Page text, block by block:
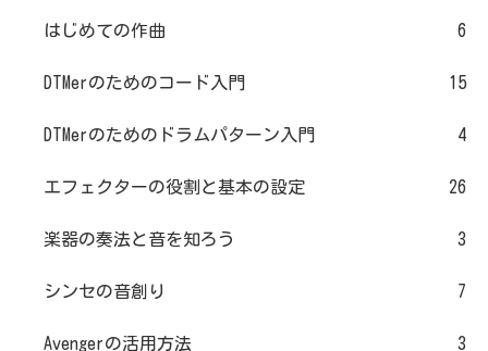
はじめての作曲 6
DTMerのためのコード入門 15
DTMerのためのドラムパターン入門 4
エフェクターの役割と基本の設定 26
楽器の奏法と音を知ろう 3
シンセの音創り 7
Avengerの活用方法 3